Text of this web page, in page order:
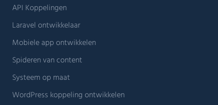
API Koppelingen
Laravel ontwikkelaar
Mobiele app ontwikkelen
Spideren van content
Systeem op maat
WordPress koppeling ontwikkelen